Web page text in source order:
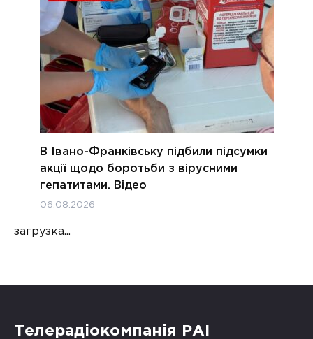
В Івано-Франківську підбили підсумки
акції щодо боротьби з вірусними
гепатитами. Відео
06.08.2026
загрузка...
Телерадіокомпанія РАІ